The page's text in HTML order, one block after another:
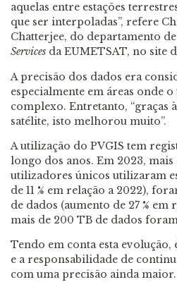
aquelas entre estações
que ser interpoladas”, refere
Chatterjee, do departamento de
Services da EUMETSAT, no site
A precisão dos dados era
especialmente em áreas onde
complexo. Entretanto, “graças
satélite, isto melhorou muito”.
A utilização do PVGIS tem
longo dos anos. Em 2023,
utilizadores únicos utilizaram
de 11 % em relação a 2022),
de dados (aumento de 27 % em
mais de 200 TB de dados
Tendo em conta esta evolução,
e a responsabilidade de
com uma precisão ainda